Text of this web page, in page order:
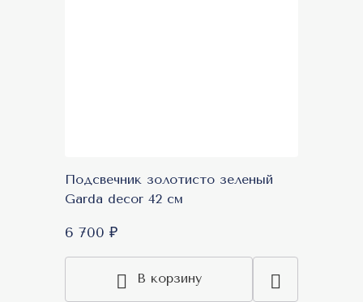
Подсвечник золотисто зеленый
Garda decor 42 см
6 700 ₽
В корзину